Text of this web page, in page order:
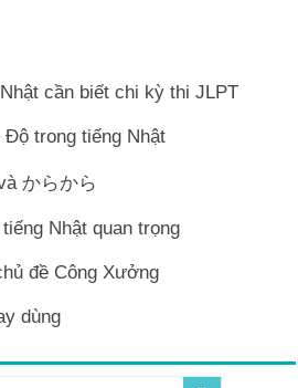
cần biết chi kỳ thi JLPT
trong tiếng Nhật
からから
Nhật quan trọng
đề Công Xưởng
dùng